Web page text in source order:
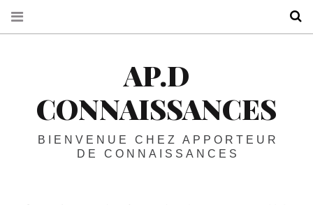
AP.D
CONNAISSANCES
BIENVENUE CHEZ APPORTEUR
DE CONNAISSANCES